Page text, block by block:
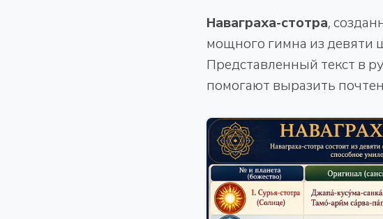
Наваграха-стотра,
мощного гимна из девяти
Представленный текст в
помогают выразить